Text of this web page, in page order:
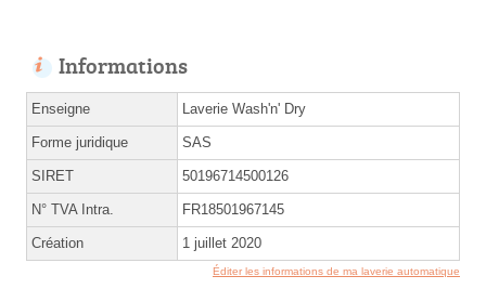
Informations
Enseigne Laverie Wash'n' Dry
Forme juridique SAS
SIRET 50196714500126
N° TVA Intra. FR18501967145
Création 1 juillet 2020
Éditer les informations de ma laverie automatique